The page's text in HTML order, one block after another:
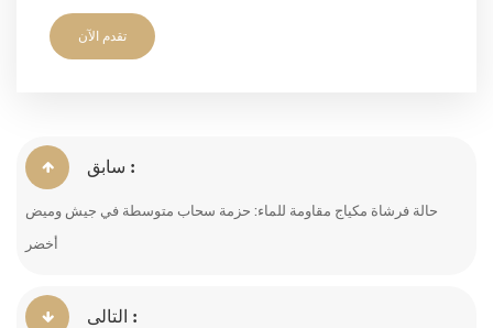
تقدم الآن
سابق :
حالة فرشاة مكياج مقاومة للماء: حزمة سحاب متوسطة في جيش وميض
أخضر
التالى :